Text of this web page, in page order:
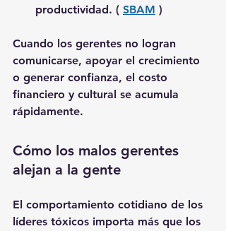
productividad. ( SBAM )
Cuando los gerentes no logran
comunicarse, apoyar el crecimiento
o generar confianza, el costo
financiero y cultural se acumula
rápidamente.
Cómo los malos gerentes
alejan a la gente
El comportamiento cotidiano de los
líderes tóxicos importa más que los